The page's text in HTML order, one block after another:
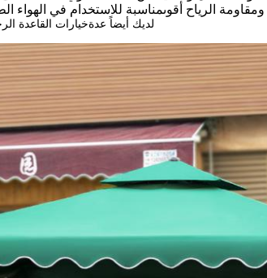
لديك أيضاً عدةخيارات القاعدة